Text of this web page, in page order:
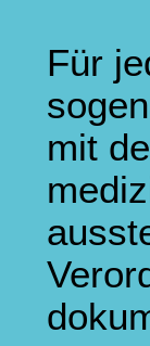
Für
mit